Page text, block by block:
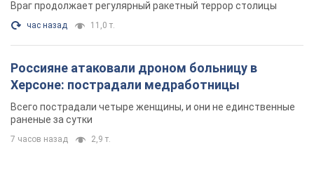
Враг продолжает регулярный ракетный террор столицы
час назад 11,0 т.
Россияне атаковали дроном больницу в
Херсоне: пострадали медработницы
Всего пострадали четыре женщины, и они не единственные
раненые за сутки
7 часов назад 2,9 т.